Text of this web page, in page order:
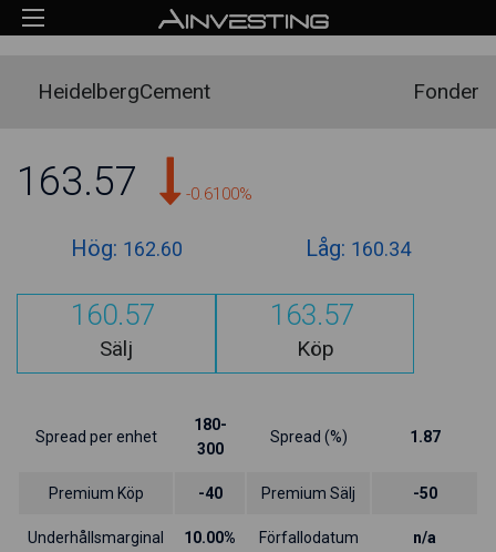
HeidelbergCement Fonder
163.57 -0.6100%
Hög: 162.60 Låg: 160.34
160.57
Sälj
163.57
Köp
Spread per enhet
180-
300
Spread (%) 1.87
Premium Köp -40 Premium Sälj -50
Underhållsmarginal 10.00% Förfallodatum n/a